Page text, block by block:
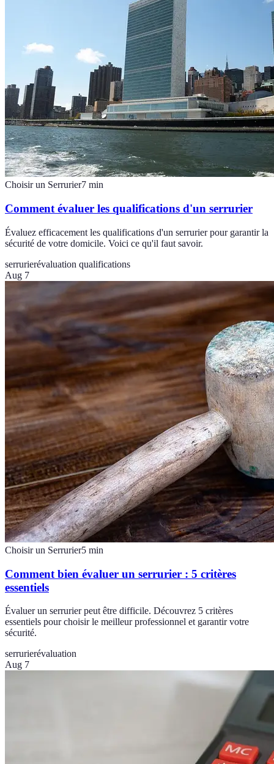
Choisir un Serrurier7 min
Comment évaluer les qualifications d'un serrurier
Évaluez efficacement les qualifications d'un serrurier pour garantir la
sécurité de votre domicile. Voici ce qu'il faut savoir.
serrurierévaluation qualifications
Aug 7
Choisir un Serrurier5 min
Comment bien évaluer un serrurier : 5 critères
essentiels
Évaluer un serrurier peut être difficile. Découvrez 5 critères
essentiels pour choisir le meilleur professionnel et garantir votre
sécurité.
serrurierévaluation
Aug 7